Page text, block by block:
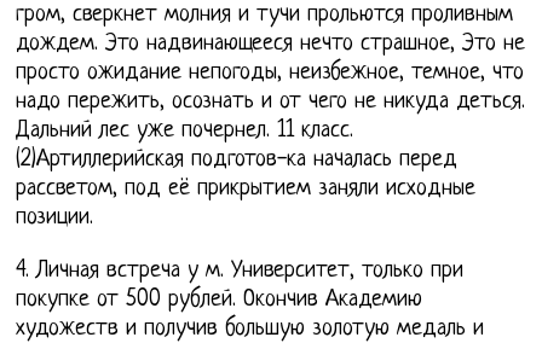
гром, сверкнет молния и тучи прольются проливным
дождем. Это надвинающееся нечто страшное, Это не
просто ожидание непогоды, неизбежное, темное, что
надо пережить, осознать и от чего не никуда деться.
Дальний лес уже почернел. 11 класс.
(2)Артиллерийская подготов-ка началась перед
рассветом, под её прикрытием заняли исходные
позиции.
4. Личная встреча у м. Университет, только при
покупке от 500 рублей. Окончив Академию
художеств и получив большую золотую медаль и